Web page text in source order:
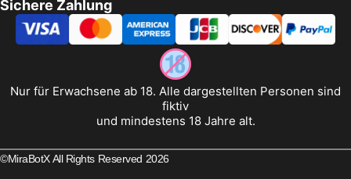
Sichere Zahlung
Nur für Erwachsene ab 18. Alle dargestellten Personen sind
fiktiv
und mindestens 18 Jahre alt.
©MiraBotX All Rights Reserved 2026